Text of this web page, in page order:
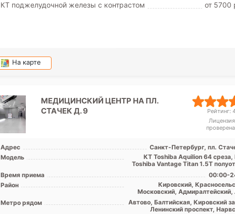
КТ поджелудочной железы с контрастом
от 5700
На карте
МЕДИЦИНСКИЙ ЦЕНТР НА ПЛ.
СТАЧЕК Д. 9
Рейтинг:
Лицензия
проверена
Адрес
Санкт-Петербург, пл.
Модель
КТ Toshiba Аquilion 64
Toshiba Vantage Titan 1.5T
Время приема
00:00-
Район
Кировский,
Московский, Адмиралтейский,
Метро рядом
Автово, Балтийская, Кировский
Ленинский проспект,